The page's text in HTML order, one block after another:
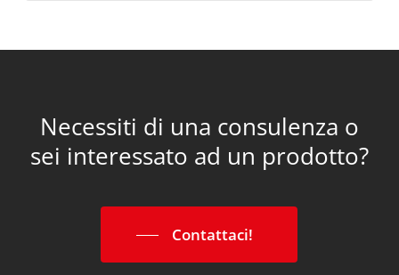
Necessiti di una consulenza o
sei interessato ad un prodotto?
Contattaci!